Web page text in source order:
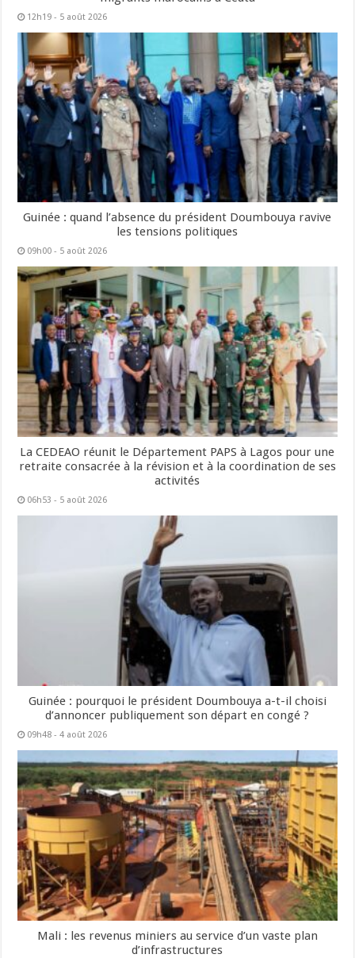
12h19 - 5 août 2026
Guinée : quand l’absence du président Doumbouya ravive
les tensions politiques
09h00 - 5 août 2026
La CEDEAO réunit le Département PAPS à Lagos pour une
retraite consacrée à la révision et à la coordination de ses
activités
06h53 - 5 août 2026
Guinée : pourquoi le président Doumbouya a-t-il choisi
d’annoncer publiquement son départ en congé ?
09h48 - 4 août 2026
Mali : les revenus miniers au service d’un vaste plan
d’infrastructures